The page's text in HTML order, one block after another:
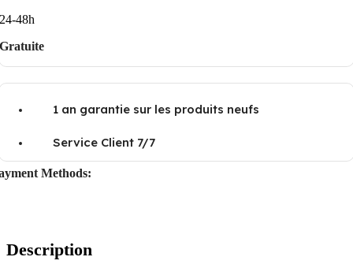
24-48h
Gratuite
1 an garantie sur les produits neufs
Service Client 7/7
Methods:
Description